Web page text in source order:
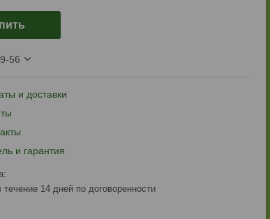
56
и доставки
и гарантия
течение 14 дней по договоренности